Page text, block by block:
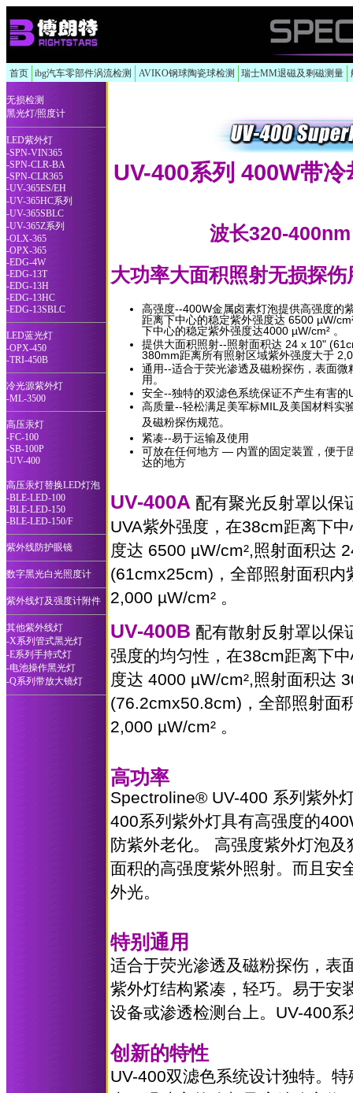
首页 ibg汽车零部件涡流检测 AVIKO钢球陶瓷球检测 瑞士MM退磁及剩磁测量
无损检测
黑光灯/照度计
LED紫外灯
-SPN-VIN365
-SPN-CLR-BA
-SPN-CLR365
-UV-365ES/EH
-UV-365HC系列
-UV-365SBLC
-UV-365Z系列
-OLX-365
-OPX-365
-EDG-4W
-EDG-13T
-EDG-13H
-EDG-13HC
-EDG-13SBLC
LED蓝光灯
-OPX-450
-TRI-450B
冷光源紫外灯
-ML-3500
高压汞灯
-FC-100
-SB-100P
-UV-400
高压汞灯替换LED灯泡
-BLE-LED-100
-BLE-LED-150
-BLE-LED-150/F
紫外线防护眼镜
数字黑光白光照度计
紫外线灯及强度计附件
其他紫外线灯
-X系列管式黑光灯
-E系列手持式灯
-电池操作黑光灯
-Q系列带放大镜灯
UV-400系列 400W带冷
波长320-
大功率大面积照射无损探伤
高强度--400W金属卤素灯泡提供高强度的
距离下中心的稳定紫外强度达 6500 µW/
下中心的稳定紫外强度达4000 µW/cm² 。
提供大面积照射--照射面积达 24 x 10"
380mm距离所有照射区域紫外强度大于
通用--适合于荧光渗透及磁粉探伤，表面微
用。
安全--独特的双滤色系统保证不产生有害的
高质量--轻松满足美军标MIL及美国材料实
及磁粉探伤规范。
紧凑--易于运输及使用
可放在任何地方 — 内置的固定装置，便于
达的地方
UV-400A 配有聚光反射罩以保
UVA紫外强度， 在38cm距离下
度达 6500 µW/cm²,照射面积达
(61cmx25cm)，全部照射面积内
2,000 µW/cm² 。
UV-400B 配有散射反射罩以保
强度的均匀性， 在38cm距离下
度达 4000 µW/cm²,照射面积达
(76.2cmx50.8cm)，全部照射面
2,000 µW/cm² 。
高功率
Spectroline® UV-400 系列紫外
400系列紫外灯具有高强度的
防紫外老化。 高强度紫外灯泡
面积的高强度紫外照射。而且安
外光。
特别通用
适合于荧光渗透及磁粉探伤，表
紫外灯结构紧凑，轻巧。易于安
设备或渗透检测台上。 UV-400
创新的特性
UV-400双滤色系统设计独特。